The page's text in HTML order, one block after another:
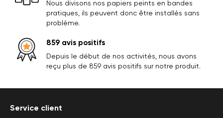
Nous divisons nos papiers peints en bandes
pratiques, ils peuvent donc être installés sans
problème.
859 avis positifs
Depuis le début de nos activités, nous avons
reçu plus de 859 avis positifs sur notre produit.
Service client